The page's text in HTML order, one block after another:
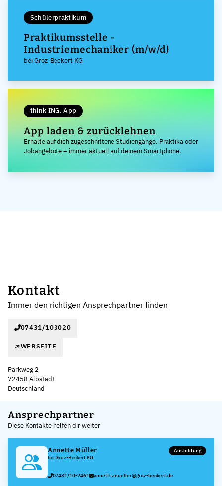
Schülerpraktikum
Praktikumsstelle -
Industriemechaniker (m/w/d)
bei Groz-Beckert KG
think ING. App
App laden & zurücklehnen
Erhalte auf dich zugeschnittene Studiengänge, Praktika oder
Jobangebote – immer aktuell auf deinem Smartphone.
Kontakt
Immer den richtigen Ansprechpartner finden
07431/103020
WEBSEITE
Parkweg 2
72458 Albstadt
Deutschland
+
−
Ansprechpartner
Diese Kontakte helfen dir weiter
Annette Müller
bei Groz-Beckert KG
Ausbildung
07431/10-2461 annette.mueller@groz-beckert.de